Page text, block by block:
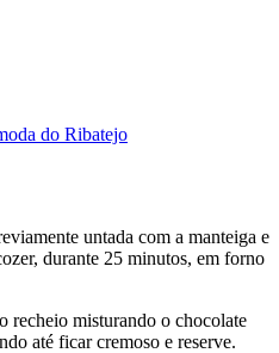
do Ribatejo
untada com a manteiga e
durante 25 minutos, em forno
recheio misturando o chocolate
até ficar cremoso e reserve.